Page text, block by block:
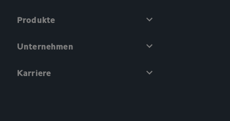
Produkte
Unternehmen
Karriere